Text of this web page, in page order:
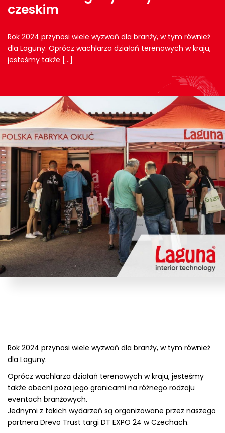
czeskim
Rok 2024 przynosi wiele wyzwań dla branży, w tym również
dla Laguny. Oprócz wachlarza działań terenowych w kraju,
jesteśmy także […]
Rok 2024 przynosi wiele wyzwań dla branży, w tym również
dla Laguny.
Oprócz wachlarza działań terenowych w kraju, jesteśmy
także obecni poza jego granicami na różnego rodzaju
eventach branżowych.
Jednymi z takich wydarzeń są organizowane przez naszego
partnera Drevo Trust targi DT EXPO 24 w Czechach.